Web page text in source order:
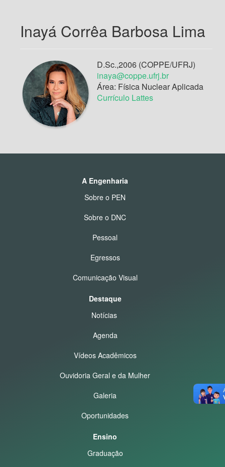
Inayá Corrêa Barbosa Lima
D.Sc.,2006 (COPPE/UFRJ)
inaya@coppe.ufrj.br
Área: Física Nuclear Aplicada
Currículo Lattes
A Engenharia
Sobre o PEN
Sobre o DNC
Pessoal
Egressos
Comunicação Visual
Destaque
Notícias
Agenda
Vídeos Acadêmicos
Ouvidoria Geral e da Mulher
Galeria
Oportunidades
Ensino
Graduação